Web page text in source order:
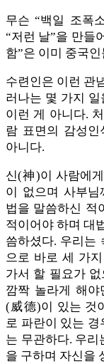
무슨 “백일 조폭
“저런 날”을 만들
함”은 이미 중국
수련인은 이런 관
러나는 몇 가지 일
이런 게 아니다.
람 표면의 감성인
아니다.
신(神)이 사람에
이 없으며 사부님
법을 말씀하신 적
적이어야 하며 대
씀하셨다. 우리는
으로 바로 세 가
가서 할 필요가
깜짝 놀라게 해야
(威德)이 있는 것
로 파란이 있는
는 무관하다. 우
을 구하며 자신을